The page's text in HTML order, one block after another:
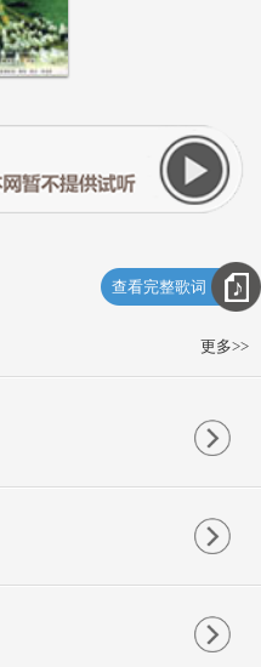
查看完整歌词
更多>>